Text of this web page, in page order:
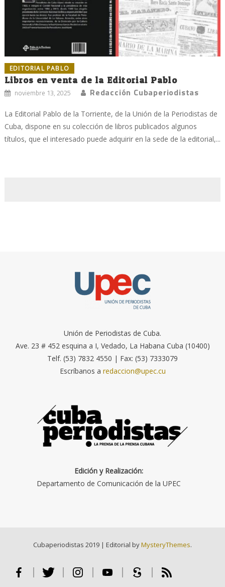
EDITORIAL PABLO
Libros en venta de la Editorial Pablo
noviembre 13, 2025 Redacción Cubaperiodistas
La Editorial Pablo de la Torriente, de la Unión de la Periodistas de
Cuba, dispone en su colección de libros publicados algunos
títulos, que el interesado puede adquirir en la sede de la editorial,...
Unión de Periodistas de Cuba.
Ave. 23 # 452 esquina a I, Vedado, La Habana Cuba (10400)
Telf. (53) 7832 4550 | Fax: (53) 7333079
Escríbanos a redaccion@upec.cu
Edición y Realización:
Departamento de Comunicación de la UPEC
Cubaperiodistas 2019 | Editorial byMysteryThemes.
Facebook Twitter Instagram Youtube Scribd RSS